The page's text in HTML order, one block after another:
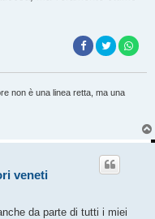
non è una linea retta, ma una
veneti
da parte di tutti i miei